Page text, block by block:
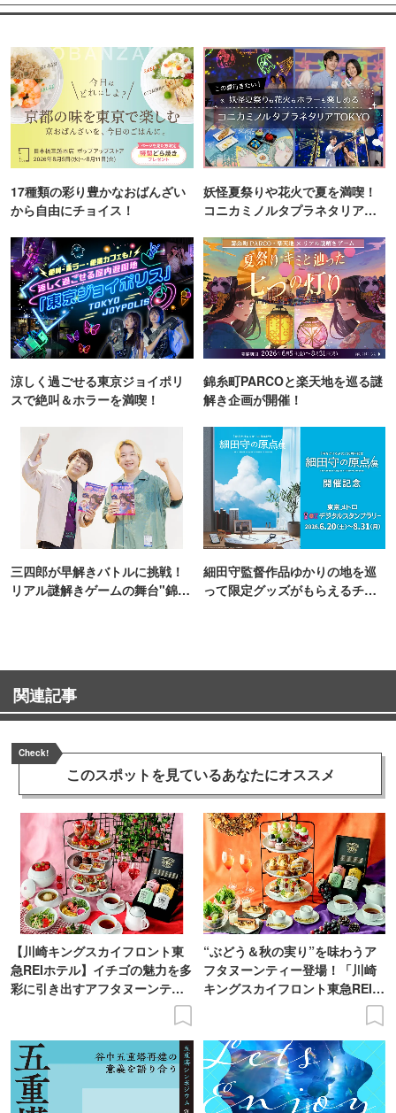
17種類の彩り豊かなおばんざい
から自由にチョイス！
妖怪夏祭りや花火で夏を満喫！
コニカミノルタプラネタリア
涼しく過ごせる東京ジョイポリ
スで絶叫＆ホラーを満喫！
錦糸町PARCOと楽天地を巡る謎
解き企画が開催！
三四郎が早解きバトルに挑戦！
リアル謎解きゲームの舞台"錦糸
細田守監督作品ゆかりの地を巡
って限定グッズがもらえるチャ
関連記事
Check!
このスポットを見ているあなたにオススメ
【川崎キングスカイフロント東
急REIホテル】イチゴの魅力を多
彩に引き出すアフタヌーンティ
“ぶどう＆秋の実り”を味わうア
フタヌーンティー登場！「川崎
キングスカイフロント東急REIホ